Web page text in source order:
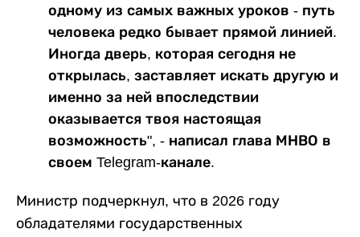
одному из самых важных уроков - путь
человека редко бывает прямой линией.
Иногда дверь, которая сегодня не
открылась, заставляет искать другую и
именно за ней впоследствии
оказывается твоя настоящая
возможность", - написал глава МНВО в
своем Telegram-канале.
Министр подчеркнул, что в 2026 году
обладателями государственных